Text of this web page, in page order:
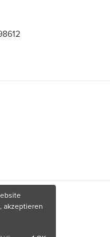
akzeptieren